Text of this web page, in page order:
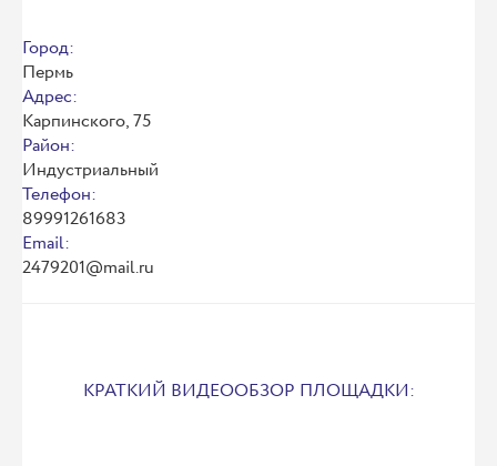
Город:
Пермь
Адрес:
Карпинского, 75
Район:
Индустриальный
Телефон:
89991261683
Email:
2479201@mail.ru
КРАТКИЙ ВИДЕООБЗОР ПЛОЩАДКИ: